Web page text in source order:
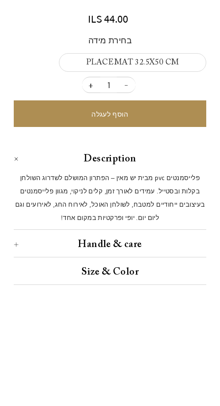
ILS 44.00
בחירת מידה
PLACEMAT 32.5X50 CM
-
+
Description
פלייסמנטים pvc מבית יש מאין – הפתרון המושלם לשדרוג השולחן
בקלות ובסטייל. עמידים לאורך זמן, קלים לניקוי, מגוון פלייסמנטים
בעיצובים ייחודיים למטבח, לשולחן האוכל, לאירוח החג, לאירועים וגם
ליום יום. יופי ופרקטיות במקום אחד!
Handle & care
Size & Color